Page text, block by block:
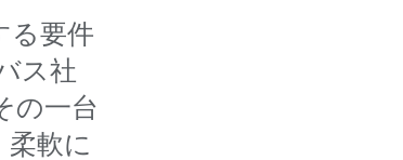
る要件
ス社
の一台
軟に